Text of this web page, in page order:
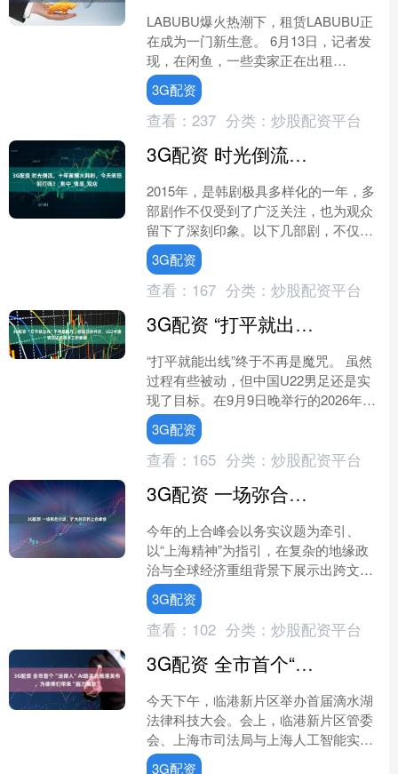
LABUBU爆火热潮下，租赁LABUBU正
在成为一门新生意。 6月13日，记者发
现，在闲鱼，一些卖家正在出租
LABUBU系列公仔。以LABUBU出租拉
布布出租等....
3G配资
查看： 237 分类： 炒股配资平台
3G配资 时光倒流，十年前爆火韩剧，今天依旧能打吗？_剧中_情感_观众
2015年，是韩剧极具多样化的一年，多
部剧作不仅受到了广泛关注，也为观众
留下了深刻印象。以下几部剧，不仅内
容丰富，形式创新，也通过出色的演技
和剧情设定，成为了当....
3G配资
查看： 167 分类： 炒股配资平台
3G配资 “打平就出线”不再是魔咒，晋级亚洲杯后，U22中国男足还有很多工作要做
“打平就能出线”终于不再是魔咒。 虽然
过程有些被动，但中国U22男足还是实
现了目标。在9月9日晚举行的2026年
U23亚洲杯预选赛D组末轮对决中，U22
国足以0....
3G配资
查看： 165 分类： 炒股配资平台
3G配资 一场弥合分歧、扩大共识的上合峰会
今年的上合峰会以务实议题为牵引、
以“上海精神”为指引，在复杂的地缘政
治与全球经济重组背景下展示出跨文明
协作的制度韧性与议题整合能力。 作为
兼具安全合作与发展协作....
3G配资
查看： 102 分类： 炒股配资平台
3G配资 全市首个“法律人”AI助手在临港发布，为律师们带来“脑力解放”
今天下午，临港新片区举办首届滴水湖
法律科技大会。会上，临港新片区管委
会、上海市司法局与上海人工智能实验
室共同启动了 “律动无界”AI元年计划。
3G配资